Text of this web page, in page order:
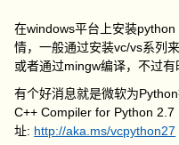
在windows平台上安装
情，一般通过安装vc/vs系列
或者通过mingw编译，不过有
有个好消息就是微软为
C++ Compiler for Python
址: http://aka.ms/vcpython27